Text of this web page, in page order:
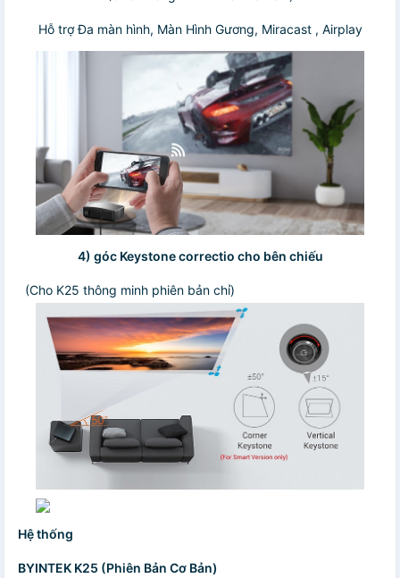
Hỗ trợ Đa màn hình, Màn Hình Gương, Miracast , Airplay
4) góc Keystone correctio cho bên chiếu
(Cho K25 thông minh phiên bản chỉ)
Hệ thống
BYINTEK K25 (Phiên Bản Cơ Bản)